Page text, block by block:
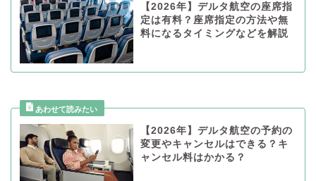
【2026年】デルタ航空の座席指
定は有料？座席指定の方法や無
料になるタイミングなどを解説
【2026年】デルタ航空の予約の
変更やキャンセルはできる？キ
ャンセル料はかかる？